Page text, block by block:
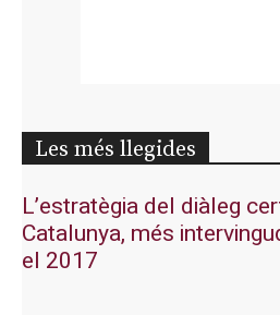
Les més llegides
L’estratègia del diàleg
Catalunya, més
el 2017